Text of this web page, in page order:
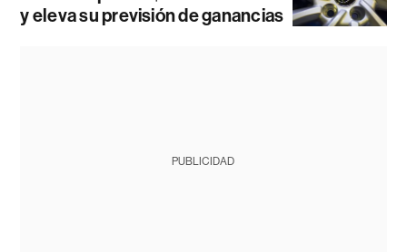
y eleva su previsión de ganancias
PUBLICIDAD